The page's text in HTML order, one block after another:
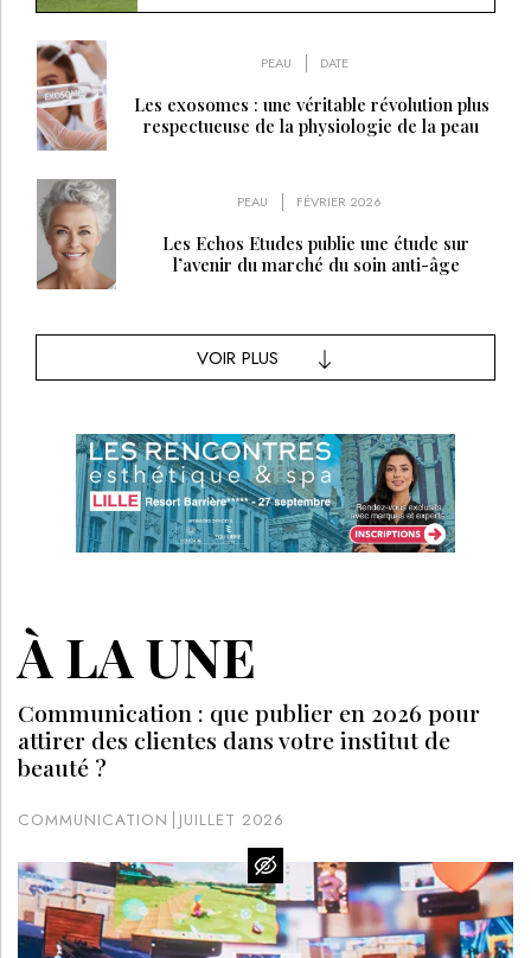
PEAU DATE
Les exosomes : une véritable révolution plus
respectueuse de la physiologie de la peau
PEAU FÉVRIER 2026
Les Echos Etudes publie une étude sur
l’avenir du marché du soin anti-âge
VOIR PLUS
À LA UNE
Communication : que publier en 2026 pour
attirer des clientes dans votre institut de
beauté ?
COMMUNICATION JUILLET 2026